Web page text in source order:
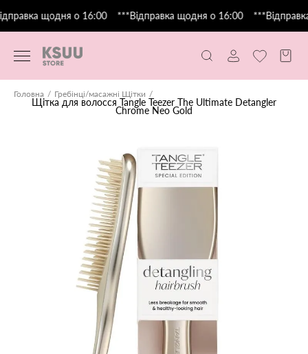
щодня о 16:00 ***Відправка щодня о 16:00
Головна Гребінці/масажні Щітки
Щітка для волосся Tangle Teezer The Ultimate Detangler
Chrome Neo Gold